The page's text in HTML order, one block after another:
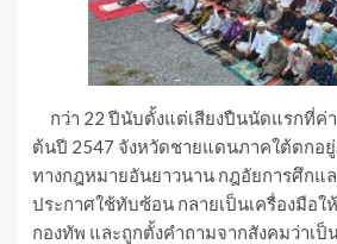
กว่า 22 ปีนับตั้งแต่เสียงปืนนัดแรกที่ค่
ต้นปี 2547 จังหวัดชายแดนภาคใต้ตกอยู่
ทางกฎหมายอันยาวนาน กฎอัยการศึกแ
ประกาศใช้ทับซ้อน กลายเป็นเครื่องมือใ
กองทัพ และถูกตั้งคำถามจากสังคมว่าเ